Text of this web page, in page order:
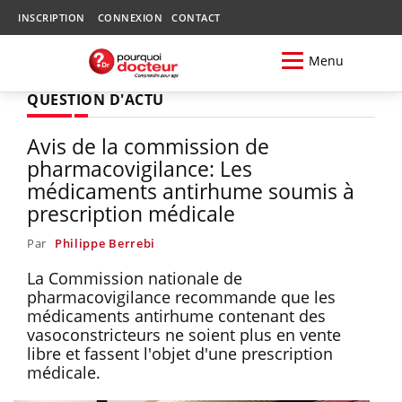
INSCRIPTION CONNEXION CONTACT
Menu
QUESTION D'ACTU
Avis de la commission de
pharmacovigilance: Les
médicaments antirhume soumis à
prescription médicale
Par Philippe Berrebi
La Commission nationale de
pharmacovigilance recommande que les
médicaments antirhume contenant des
vasoconstricteurs ne soient plus en vente
libre et fassent l'objet d'une prescription
médicale.